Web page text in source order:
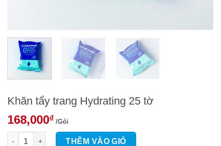
Khăn tẩy trang Hydrating 25 tờ
168,000₫ /Gói
Khăn tẩy trang Hydrating 25 tờ số lượng
THÊM VÀO GIỎ